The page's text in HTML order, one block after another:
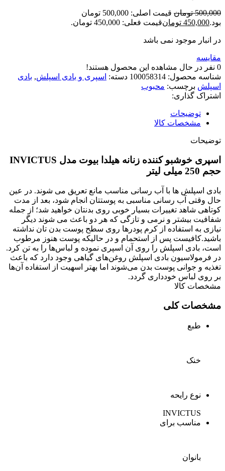
500,000 تومان
قیمت اصلی: 500,000 تومان
بود.450,000 تومانقیمت فعلی: 450,000 تومان.
در انبار موجود نمی باشد
مقایسه
0 نفر در حال مشاهده این محصول هستند!
شناسه محصول: 100058314 دسته: اسپری و بادی اسپلش, بادی
اسپلش برچسب: محبوب
اشتراک گذاری:
توضیحات
مشخصات کالا
توضیحات
اسپری خوشبو کننده زنانه هیلدا بیوت مدل INVICTUS
حجم 250 میلی لیتر
بادی اسپلش ها با آب رسانی مناسب مانع تعریق می شوند. در عین
حال وقتی آب رسانی مناسبی به پوستتان انجام شود، بعد از مدت
کوتاهی شاهد تغییرات بسیار خوبی روی بدنتان خواهید شد؛ از جمله
شفافیت بیشتر و نرمی و تازگی که هر دو باعث می شوند دیگر
نیازی به استفاده از کرم پودرها روی سطح پوست بدن تان نداشته
باشید.کافیست پس از استحمام و در حالیکه پوست هنوز مرطوب
است، بادی اسپلش را روی آن اسپری نموده و لباس‌ها را به تن کرد.
در فرمولاسیون بادی اسپلش روغن‌های گیاهی وجود دارد که باعث
تغذیه و جوانی پوست بدن می‌شوند اما بهتر اسهیت از استفاده آن‌ها
بر روی لباس خودداری گردد.
مشخصات کالا
مشخصات کلی
طبع
خنک
نوع رایحه
INVICTUS
مناسب برای
بانوان